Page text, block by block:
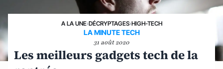
A LA UNE›DÉCRYPTAGES›HIGH-TECH
LA MINUTE TECH
31 août 2020
Les meilleurs gadgets tech de la